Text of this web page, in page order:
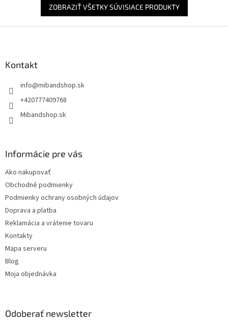
ZOBRAZIŤ VŠETKY SÚVISIACE PRODUKTY
Kontakt
info@mibandshop.sk
+420777409768
Mibandshop.sk
Informácie pre vás
Ako nakupovať
Obchodné podmienky
Podmienky ochrany osobných údajov
Doprava a platba
Reklamácia a vrátenie tovaru
Kontakty
Mapa serveru
Blog
Moja objednávka
Odoberať newsletter